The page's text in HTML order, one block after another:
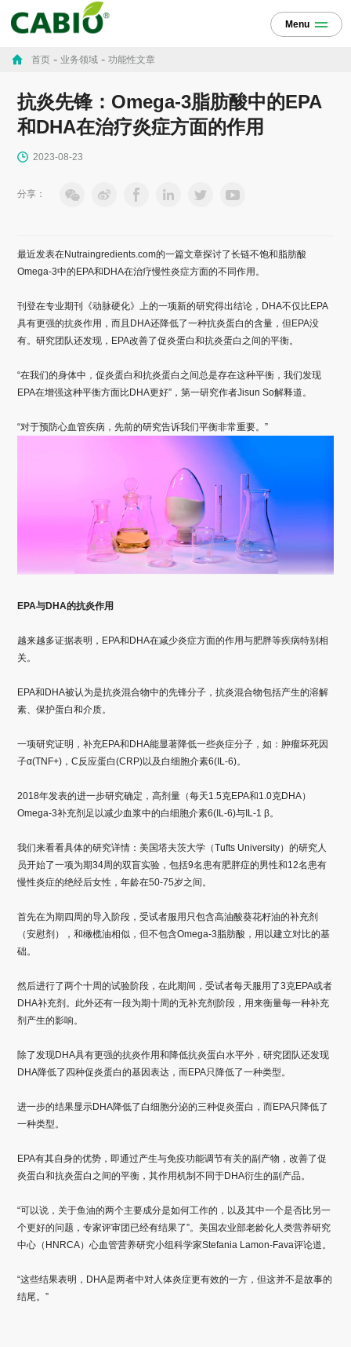
Menu
首页 - 业务领域 -功能性文章
抗炎先锋：Omega-3脂肪酸中的EPA
和DHA在治疗炎症方面的作用
2023-08-23
分享：
最近发表在Nutraingredients.com的一篇文章探讨了长链不饱和脂肪酸
Omega-3中的EPA和DHA在治疗慢性炎症方面的不同作用。
刊登在专业期刊《动脉硬化》上的一项新的研究得出结论，DHA不仅比EPA
具有更强的抗炎作用，而且DHA还降低了一种抗炎蛋白的含量，但EPA没
有。研究团队还发现，EPA改善了促炎蛋白和抗炎蛋白之间的平衡。
“在我们的身体中，促炎蛋白和抗炎蛋白之间总是存在这种平衡，我们发现
EPA在增强这种平衡方面比DHA更好”，第一研究作者Jisun So解释道。
“对于预防心血管疾病，先前的研究告诉我们平衡非常重要。”
EPA与DHA的抗炎作用
越来越多证据表明，EPA和DHA在减少炎症方面的作用与肥胖等疾病特别相
关。
EPA和DHA被认为是抗炎混合物中的先锋分子，抗炎混合物包括产生的溶解
素、保护蛋白和介质。
一项研究证明，补充EPA和DHA能显著降低一些炎症分子，如：肿瘤坏死因
子α(TNF+)，C反应蛋白(CRP)以及白细胞介素6(IL-6)。
2018年发表的进一步研究确定，高剂量（每天1.5克EPA和1.0克DHA）
Omega-3补充剂足以减少血浆中的白细胞介素6(IL-6)与IL-1 β。
我们来看看具体的研究详情：美国塔夫茨大学（Tufts University）的研究人
员开始了一项为期34周的双盲实验，包括9名患有肥胖症的男性和12名患有
慢性炎症的绝经后女性，年龄在50-75岁之间。
首先在为期四周的导入阶段，受试者服用只包含高油酸葵花籽油的补充剂
（安慰剂），和橄榄油相似，但不包含Omega-3脂肪酸，用以建立对比的基
础。
然后进行了两个十周的试验阶段，在此期间，受试者每天服用了3克EPA或者
DHA补充剂。此外还有一段为期十周的无补充剂阶段，用来衡量每一种补充
剂产生的影响。
除了发现DHA具有更强的抗炎作用和降低抗炎蛋白水平外，研究团队还发现
DHA降低了四种促炎蛋白的基因表达，而EPA只降低了一种类型。
进一步的结果显示DHA降低了白细胞分泌的三种促炎蛋白，而EPA只降低了
一种类型。
EPA有其自身的优势，即通过产生与免疫功能调节有关的副产物，改善了促
炎蛋白和抗炎蛋白之间的平衡，其作用机制不同于DHA衍生的副产品。
“可以说，关于鱼油的两个主要成分是如何工作的，以及其中一个是否比另一
个更好的问题，专家评审团已经有结果了”。美国农业部老龄化人类营养研究
中心（HNRCA）心血管营养研究小组科学家Stefania Lamon-Fava评论道。
“这些结果表明，DHA是两者中对人体炎症更有效的一方，但这并不是故事的
结尾。”